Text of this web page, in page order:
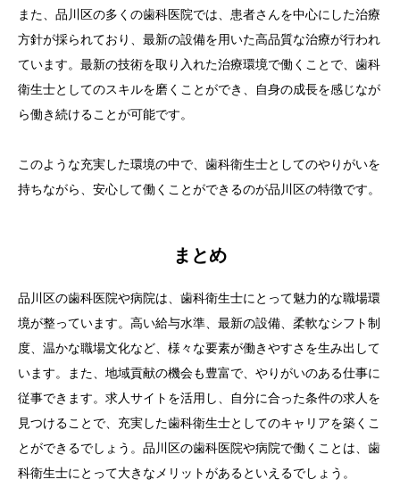
また、品川区の多くの歯科医院では、患者さんを中心にした治療
方針が採られており、最新の設備を用いた高品質な治療が行われ
ています。最新の技術を取り入れた治療環境で働くことで、歯科
衛生士としてのスキルを磨くことができ、自身の成長を感じなが
ら働き続けることが可能です。
このような充実した環境の中で、歯科衛生士としてのやりがいを
持ちながら、安心して働くことができるのが品川区の特徴です。
まとめ
品川区の歯科医院や病院は、歯科衛生士にとって魅力的な職場環
境が整っています。高い給与水準、最新の設備、柔軟なシフト制
度、温かな職場文化など、様々な要素が働きやすさを生み出して
います。また、地域貢献の機会も豊富で、やりがいのある仕事に
従事できます。求人サイトを活用し、自分に合った条件の求人を
見つけることで、充実した歯科衛生士としてのキャリアを築くこ
とができるでしょう。品川区の歯科医院や病院で働くことは、歯
科衛生士にとって大きなメリットがあるといえるでしょう。